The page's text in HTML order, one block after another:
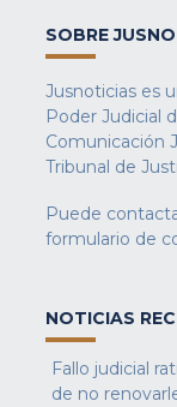
SOBRE
Jusnoticias es
Poder Judicial
Comunicación
Tribunal de
Puede
formulario de
NOTICIAS
Fallo judicial
de no